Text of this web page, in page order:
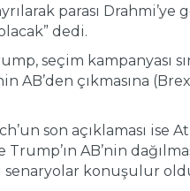
parası Drahmi’ye
dedi.
seçim kampanyası
AB’den çıkmasına
son açıklaması ise
Trump’ın AB’nin
konuşulur